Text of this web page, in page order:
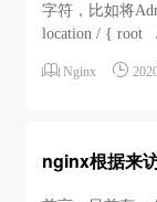
字符，比如将
location / { root /
 Nginx 
nginx根据来